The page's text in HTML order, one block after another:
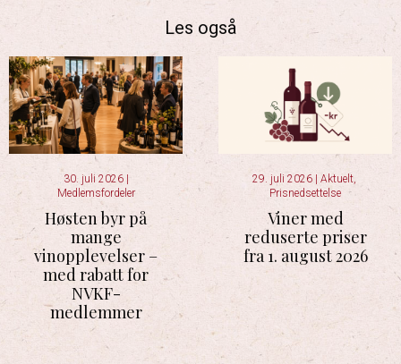
Les også
30. juli 2026
Medlemsfordeler
Høsten byr på
mange
vinopplevelser –
med rabatt for
NVKF-
medlemmer
29. juli 2026 Aktuelt,
Prisnedsettelse
Viner med
reduserte priser
fra 1. august 2026